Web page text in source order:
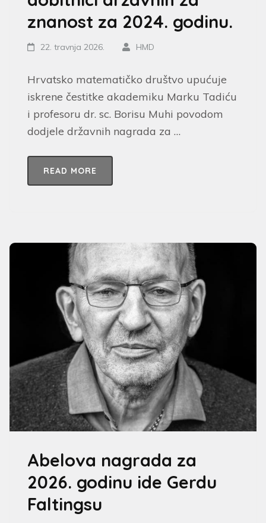
znanost za 2024. godinu.
22. travnja 2026. HMD
Hrvatsko matematičko društvo upućuje
iskrene čestitke akademiku Marku Tadiću
i profesoru dr. sc. Borisu Muhi povodom
dodjele državnih nagrada za …
READ MORE
Abelova nagrada za
2026. godinu ide Gerdu
Faltingsu